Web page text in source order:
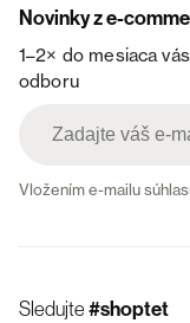
Novinky z e-
1–2× do mesiaca
odboru
Vložením e-mailu
Sledujte#shoptet